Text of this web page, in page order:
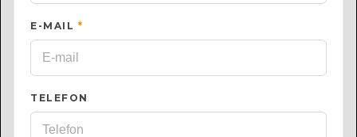
E-MAIL *
TELEFON